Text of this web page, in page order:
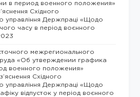
в период военного положения»
Східного
управління Держпраці «Щодо
часу в період воєнного
межрегионального
«Об утверждении графика
военного положения»
Східного
управління Держпраці «Щодо
відпусток у період воєнного